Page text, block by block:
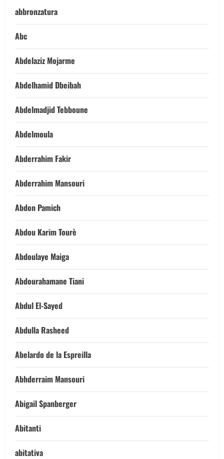
abbronzatura
Abc
Abdelaziz Mojarme
Abdelhamid Dbeibah
Abdelmadjid Tebboune
Abdelmoula
Abderrahim Fakir
Abderrahim Mansouri
Abdon Pamich
Abdou Karim Tourè
Abdoulaye Maiga
Abdourahamane Tiani
Abdul El-Sayed
Abdulla Rasheed
Abelardo de la Espreilla
Abhderraim Mansouri
Abigail Spanberger
Abitanti
abitativa